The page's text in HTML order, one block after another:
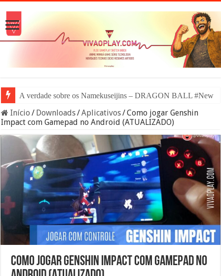
A verdade sobre os Namekuseijins – DRAGON BALL #News
Início / Downloads/Aplicativos/Como jogar Genshin
Impact com Gamepad no Android (ATUALIZADO)
Como jogar Genshin Impact com Gamepad no